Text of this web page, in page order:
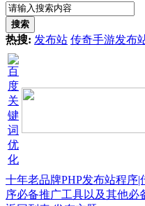
搜索
热搜: 发布站 传奇手游发布
十年老品牌PHP发布站程序
序必备推广工具以及其他必